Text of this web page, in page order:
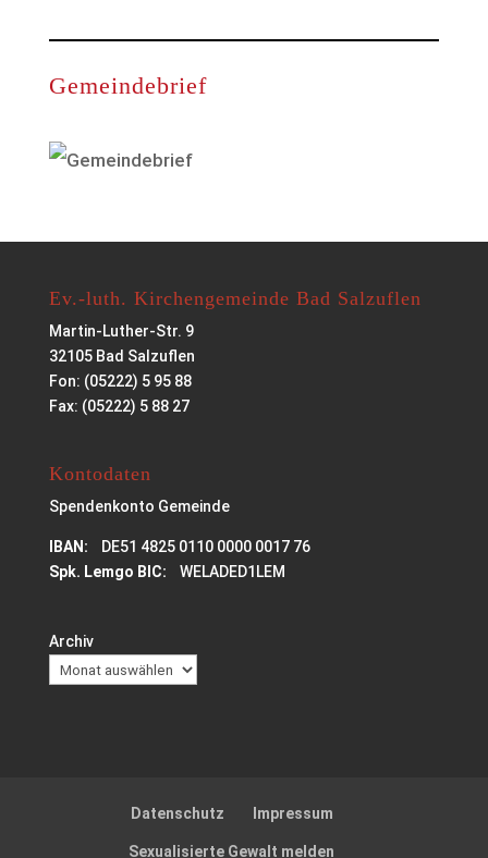
Gemeindebrief
Ev.-luth. Kirchengemeinde Bad Salzuflen
Martin-Luther-Str. 9
32105 Bad Salzuflen
Fon: (05222) 5 95 88
Fax: (05222) 5 88 27
Kontodaten
Spendenkonto Gemeinde
IBAN: DE51 4825 0110 0000 0017 76
Spk. Lemgo BIC: WELADED1LEM
Archiv
Datenschutz Impressum
Sexualisierte Gewalt melden